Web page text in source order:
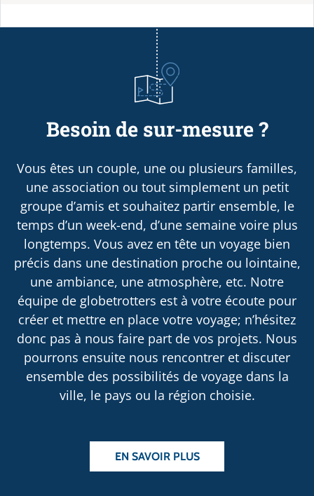
Besoin de sur-mesure ?
Vous êtes un couple, une ou plusieurs familles,
une association ou tout simplement un petit
groupe d’amis et souhaitez partir ensemble, le
temps d’un week-end, d’une semaine voire plus
longtemps. Vous avez en tête un voyage bien
précis dans une destination proche ou lointaine,
une ambiance, une atmosphère, etc. Notre
équipe de globetrotters est à votre écoute pour
créer et mettre en place votre voyage; n’hésitez
donc pas à nous faire part de vos projets. Nous
pourrons ensuite nous rencontrer et discuter
ensemble des possibilités de voyage dans la
ville, le pays ou la région choisie.
EN SAVOIR PLUS